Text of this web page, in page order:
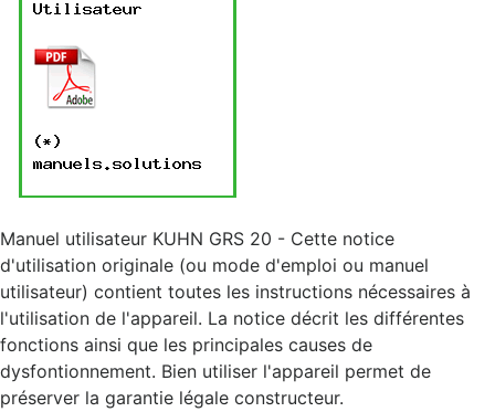
Manuel utilisateur KUHN GRS 20 - Cette notice
d'utilisation originale (ou mode d'emploi ou manuel
utilisateur) contient toutes les instructions nécessaires à
l'utilisation de l'appareil. La notice décrit les différentes
fonctions ainsi que les principales causes de
dysfontionnement. Bien utiliser l'appareil permet de
préserver la garantie légale constructeur.